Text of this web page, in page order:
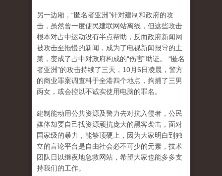
另一边厢，“匿名者亚洲”针对建制和政府的攻
击，虽然曾一度使民建联网站离线，但这些攻击
根本对占中运动没有半点帮助，反而政府新闻网
被攻击至拖慢的新闻， 成为了电视新闻报导的主
菜，变成了占中对政府构成的“伤害”助证。 “匿名
者亚洲”的攻击持续了三天，10月6日凌晨，警方
的商业罪案调查科于全港四个地点，拘捕了三男
两女，或会控以不诚实使用电脑的罪名。
建制能动用公共资源及警力去对抗入侵者，公民
媒体却要自己找资源顽抗庞大的黑客袭击，面对
国家级的暴力，能够顶硬上，因​​为大家明白到独
立的言论平台是自由社会必不可少的元素，技术
团队日以继夜地急救网站，希望大家也能多多支
持我们的工作。